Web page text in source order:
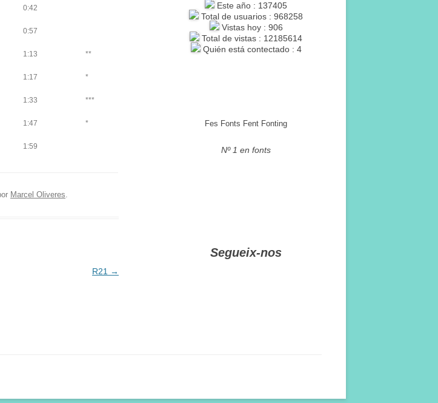
0:42
0:57
1:13 **
1:17 *
1:33 ***
1:47 *
1:59
Marcel Oliveres.
R21 →
Este año : 137405
Total de usuarios : 968258
Vistas hoy : 906
Total de vistas : 12185614
Quién está contectado : 4
Fes Fonts Fent Fonting
Nº 1 en fonts
Segueix-nos